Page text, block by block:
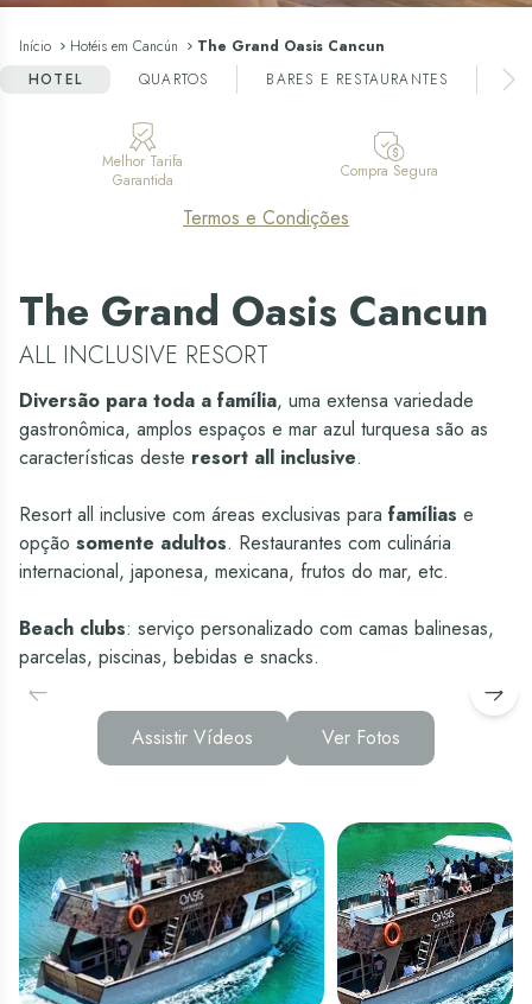
Início Hotéis em Cancún
The Grand Oasis Cancun
HOTEL
QUARTOS BARES E RESTAURANTES
Melhor Tarifa
Garantida
Compra Segura
Termos e Condições
The Grand Oasis Cancun
ALL INCLUSIVE RESORT
Diversão para toda a família, uma extensa variedade
gastronômica, amplos espaços e mar azul turquesa são as
características deste resort all inclusive.
Resort all inclusive com áreas exclusivas para famílias e
opção somente adultos. Restaurantes com culinária
internacional, japonesa, mexicana, frutos do mar, etc.
Beach clubs: serviço personalizado com camas balinesas,
parcelas, piscinas, bebidas e snacks.
Assistir Vídeos Ver Fotos